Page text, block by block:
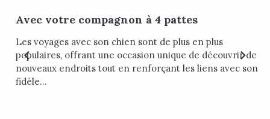
Avec votre compagnon à 4 pattes
Les voyages avec son chien sont de plus en plus
populaires, offrant une occasion unique de découvrir de
nouveaux endroits tout en renforçant les liens avec son
fidèle...